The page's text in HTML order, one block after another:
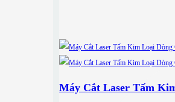
Máy Cắt Laser Tấm